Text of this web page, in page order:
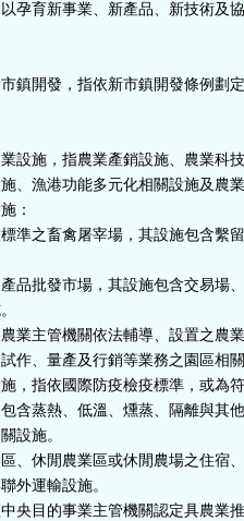
孕育新事業、新產品、新技術及
鎮開發，指依新市鎮開發條例劃
設施，指農業產銷設施、農業科
、漁港功能多元化相關設施及農
：
準之畜禽屠宰場，其設施包含繫
品批發市場，其設施包含交易場
業主管機關依法輔導、設置之農
作、量產及行銷等業務之園區相
，指依國際防疫檢疫標準，或為
含蒸熱、低溫、燻蒸、隔離與其
設施。
、休閒農業區或休閒農場之住宿
外運輸設施。
央目的事業主管機關認定具農業